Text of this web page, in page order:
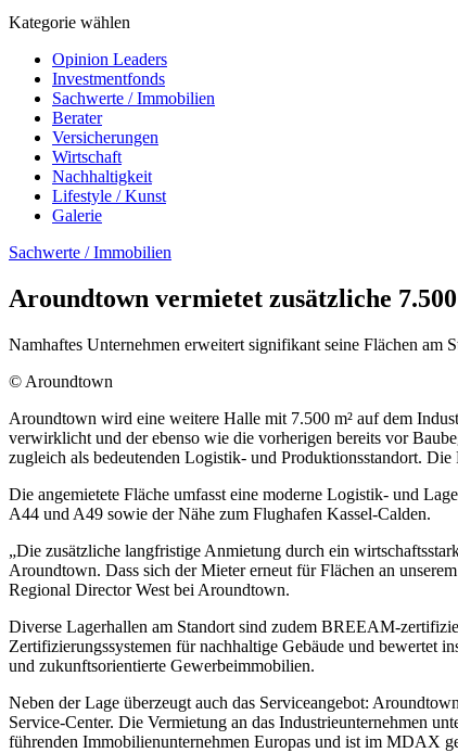
Kategorie wählen
Opinion Leaders
Investmentfonds
Sachwerte / Immobilien
Berater
Versicherungen
Wirtschaft
Nachhaltigkeit
Lifestyle / Kunst
Galerie
Sachwerte / Immobilien
Aroundtown vermietet zusätzliche
Namhaftes Unternehmen erweitert signifikant seine Flächen am
© Aroundtown
Aroundtown wird eine weitere Halle mit 7.500 m² auf dem
verwirklicht und der ebenso wie die vorherigen bereits vor
zugleich als bedeutenden Logistik- und Produktionsstandort.
Die angemietete Fläche umfasst eine moderne Logistik- und
A44 und A49 sowie der Nähe zum Flughafen Kassel-Calden.
„Die zusätzliche langfristige Anmietung durch ein
Aroundtown. Dass sich der Mieter erneut für Flächen an
Regional Director West bei Aroundtown.
Diverse Lagerhallen am Standort sind zudem BREEAM-
Zertifizierungssystemen für nachhaltige Gebäude und bewertet
und zukunftsorientierte Gewerbeimmobilien.
Neben der Lage überzeugt auch das Serviceangebot:
Service-Center. Die Vermietung an das Industrieunternehmen
führenden Immobilienunternehmen Europas und ist im MDAX